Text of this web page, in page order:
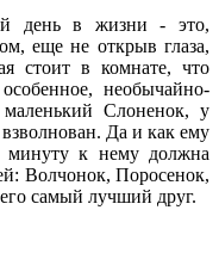
день в жизни - это,
еще не открыв глаза,
стоит в комнате, что
необычайно-
Слоненок, у
Да и как ему
минуту к нему должна
Волчонок, Поросенок,
самый лучший друг.